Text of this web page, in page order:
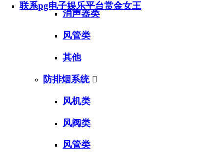
联系pg电子娱乐平台赏金女王
消声器类
风管类
其他
防排烟系统 
风机类
风阀类
风管类